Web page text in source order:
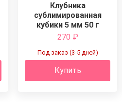
Клубника
сублимированная
кубики 5 мм 50 г
270 ₽
Под заказ (3-5 дней)
Купить